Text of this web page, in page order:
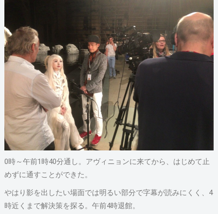
0時～午前1時40分通し。アヴィニョンに来てから、はじめて止
めずに通すことができた。
やはり影を出したい場面では明るい部分で字幕が読みにくく、4
時近くまで解決策を探る。午前4時退館。